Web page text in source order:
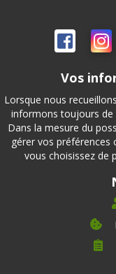
Vos
Lorsque nous
informons toujours de
Dans la mesure du
gérer vos
vous choisissez de